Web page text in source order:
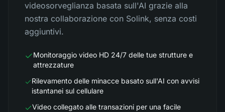
videosorveglianza basata sull'AI grazie alla
nostra collaborazione con Solink, senza costi
aggiuntivi.
Monitoraggio video HD 24/7 delle tue strutture e
attrezzature
Rilevamento delle minacce basato sull'AI con avvisi
istantanei sul cellulare
Video collegato alle transazioni per una facile